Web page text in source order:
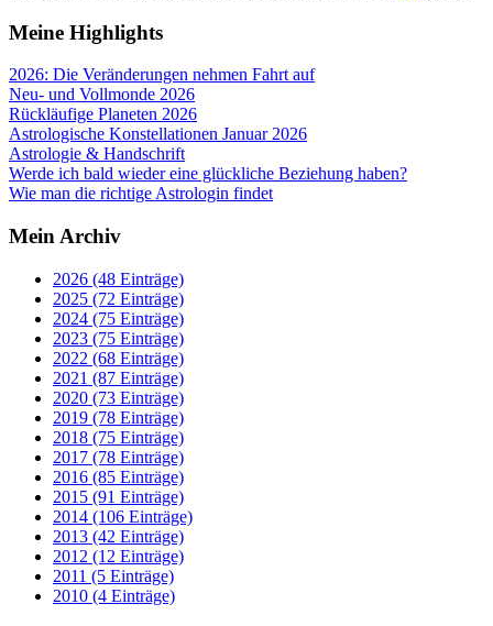
Meine Highlights
2026: Die Veränderungen nehmen Fahrt auf
Neu- und Vollmonde 2026
Rückläufige Planeten 2026
Astrologische Konstellationen Januar 2026
Astrologie & Handschrift
Werde ich bald wieder eine glückliche Beziehung haben?
Wie man die richtige Astrologin findet
Mein Archiv
2026 (48 Einträge)
2025 (72 Einträge)
2024 (75 Einträge)
2023 (75 Einträge)
2022 (68 Einträge)
2021 (87 Einträge)
2020 (73 Einträge)
2019 (78 Einträge)
2018 (75 Einträge)
2017 (78 Einträge)
2016 (85 Einträge)
2015 (91 Einträge)
2014 (106 Einträge)
2013 (42 Einträge)
2012 (12 Einträge)
2011 (5 Einträge)
2010 (4 Einträge)